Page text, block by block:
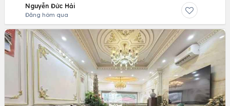
Nguyễn Đức Hải
Đăng hôm qua